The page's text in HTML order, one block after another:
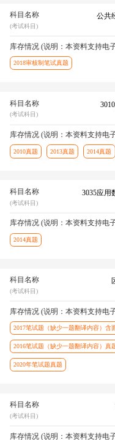
科目名称
(考试科目)
公共
库存情况 (说明：本资料支持电
2018审核制笔试真题
科目名称
(考试科目)
库存情况 (说明：本资料支持电
2010真题 2013真题 2014真题
科目名称
(考试科目)
3035应用
库存情况 (说明：本资料支持电
2014真题
科目名称
(考试科目)
库存情况 (说明：本资料支持电
2017笔试题（缺少一题翻译内容）含
2016笔试题（缺少一题翻译内容）真
2020年笔试题真题
科目名称
(考试科目)
库存情况 (说明：本资料支持电